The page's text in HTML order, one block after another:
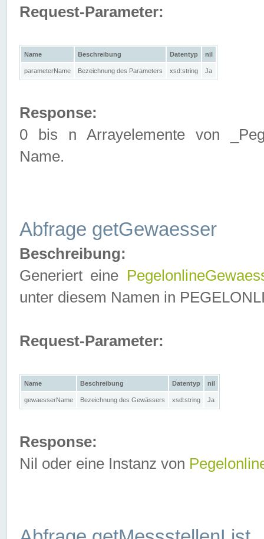
Request-Parameter:
Name Beschreibung Datentyp nil
parameterName Bezeichnung des Parameters xsd:string Ja
Response:
0 bis n Arrayelemente von
Name.
Abfrage getGewaesser
Beschreibung:
Generiert eine
unter diesem Namen in
Request-Parameter:
Name Beschreibung Datentyp nil
gewaesserName Bezeichnung des Gewässers xsd:string Ja
Response:
Nil oder eine Instanz von